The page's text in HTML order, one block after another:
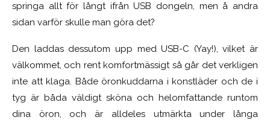
springa allt för långt ifrån USB dongeln, men å andra
sidan varför skulle man göra det?
Den laddas dessutom upp med USB-C (Yay!), vilket är
välkommet, och rent komfortmässigt så går det verkligen
inte att klaga. Både öronkuddarna i konstläder och de i
tyg är båda väldigt sköna och helomfattande runtom
dina öron, och är alldeles utmärkta under långa